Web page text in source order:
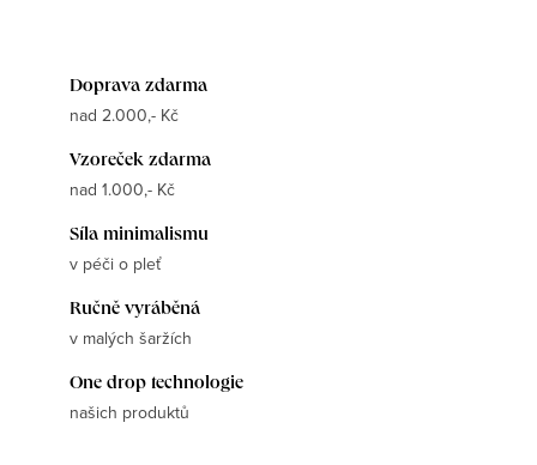
Doprava zdarma
nad 2.000,- Kč
Vzoreček zdarma
nad 1.000,- Kč
Síla minimalismu
v péči o pleť
Ručně vyráběná
v malých šaržích
One drop technologie
našich produktů